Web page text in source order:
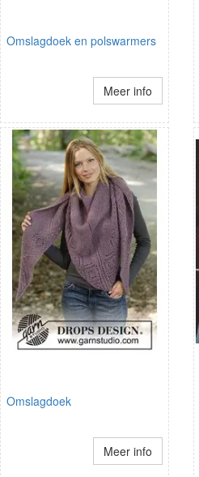
Omslagdoek en polswarmers
Meer info
Omslagdoek
Meer info